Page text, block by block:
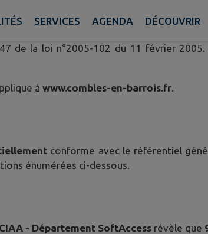
SERVICES AGENDA DÉCOUVRIR
de la loi n°2005-102 du 11 février
à www.combles-en-barrois.fr.
conforme avec le référentiel
énumérées ci-dessous.
- Département SoftAccess révèle que